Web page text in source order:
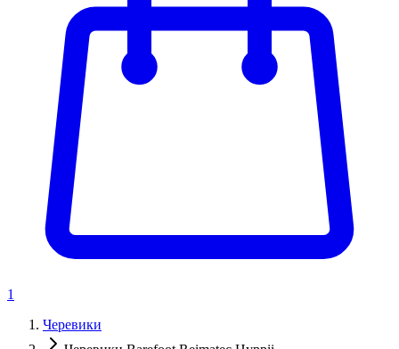
1
Черевики